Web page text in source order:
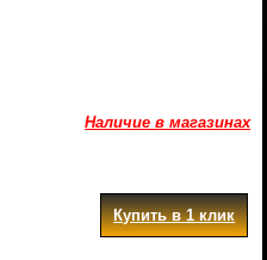
Наличие в магазинах
Купить в 1 клик